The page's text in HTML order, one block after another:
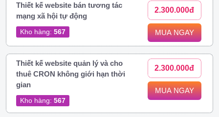
Thiết kế website bán tương tác
mạng xã hội tự động
Kho hàng: 567
2.300.000đ
MUA NGAY
Thiết kế website quản lý và cho
thuê CRON không giới hạn thời
gian
Kho hàng: 567
2.300.000đ
MUA NGAY